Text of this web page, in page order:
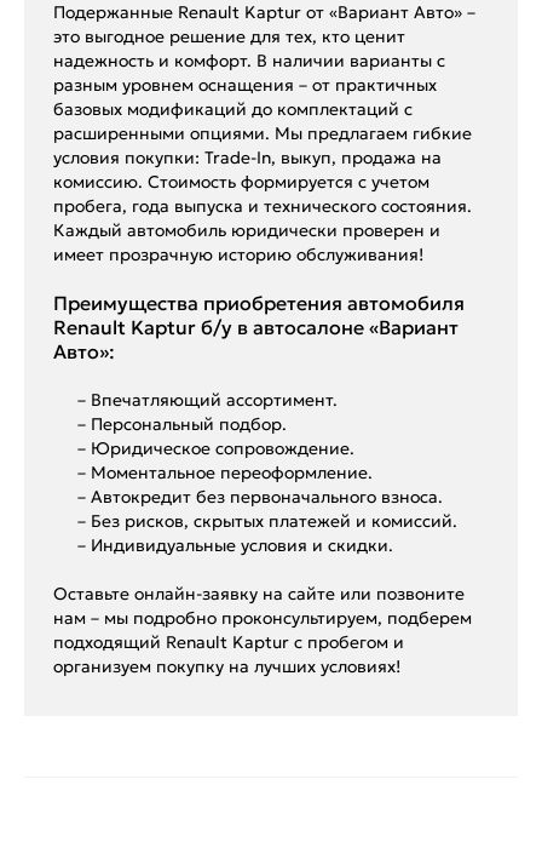
Подержанные Renault Kaptur от «Вариант Авто» –
это выгодное решение для тех, кто ценит
надежность и комфорт. В наличии варианты с
разным уровнем оснащения – от практичных
базовых модификаций до комплектаций с
расширенными опциями. Мы предлагаем гибкие
условия покупки: Trade-In, выкуп, продажа на
комиссию. Стоимость формируется с учетом
пробега, года выпуска и технического состояния.
Каждый автомобиль юридически проверен и
имеет прозрачную историю обслуживания!
Преимущества приобретения автомобиля
Renault Kaptur б/у в автосалоне «Вариант
Авто»:
– Впечатляющий ассортимент.
– Персональный подбор.
– Юридическое сопровождение.
– Моментальное переоформление.
– Автокредит без первоначального взноса.
– Без рисков, скрытых платежей и комиссий.
– Индивидуальные условия и скидки.
Оставьте онлайн-заявку на сайте или позвоните
нам – мы подробно проконсультируем, подберем
подходящий Renault Kaptur с пробегом и
организуем покупку на лучших условиях!